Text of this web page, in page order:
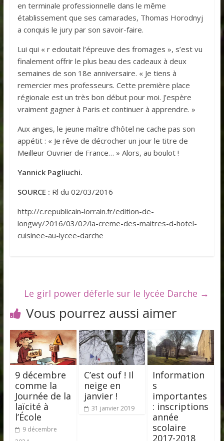
en terminale professionnelle dans le même
établissement que ses camarades, Thomas Horodnyj
a conquis le jury par son savoir-faire.
Lui qui « r edoutait l’épreuve des fromages », s’est vu
finalement offrir le plus beau des cadeaux à deux
semaines de son 18e anniversaire. « Je tiens à
remercier mes professeurs. Cette première place
régionale est un très bon début pour moi. J’espère
vraiment gagner à Paris et continuer à apprendre. »
Aux anges, le jeune maître d’hôtel ne cache pas son
appétit : « Je rêve de décrocher un jour le titre de
Meilleur Ouvrier de France… » Alors, au boulot !
Yannick Pagliuchi.
SOURCE : Rl du 02/03/2016
http://c.republicain-lorrain.fr/edition-de-
longwy/2016/03/02/la-creme-des-maitres-d-hotel-
cuisinee-au-lycee-darche
Le girl power déferle sur le lycée Darche →
Vous pourrez aussi aimer
9 décembre
comme la
Journée de la
laïcité à
l’École
9 décembre
C’est ouf ! Il
neige en
janvier !
31 janvier 2019
Information
s
importantes
: inscriptions
année
scolaire
2017-2018